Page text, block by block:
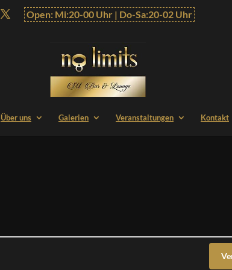
Open: Mi:20-00 Uhr | Do-Sa:20-02 Uhr
Über uns Galerien Veranstaltungen Kontakt